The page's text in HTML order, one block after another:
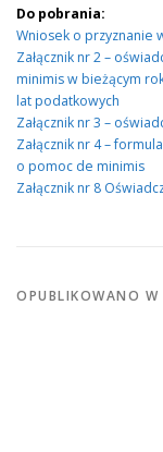
Do pobrania:
Wniosek o przyznanie
Załącznik nr 2 –
minimis w bieżącym
lat podatkowych
Załącznik nr 3 –
Załącznik nr 4 –
o pomoc de minimis
Załącznik nr 8
OPUBLIKOWANO W